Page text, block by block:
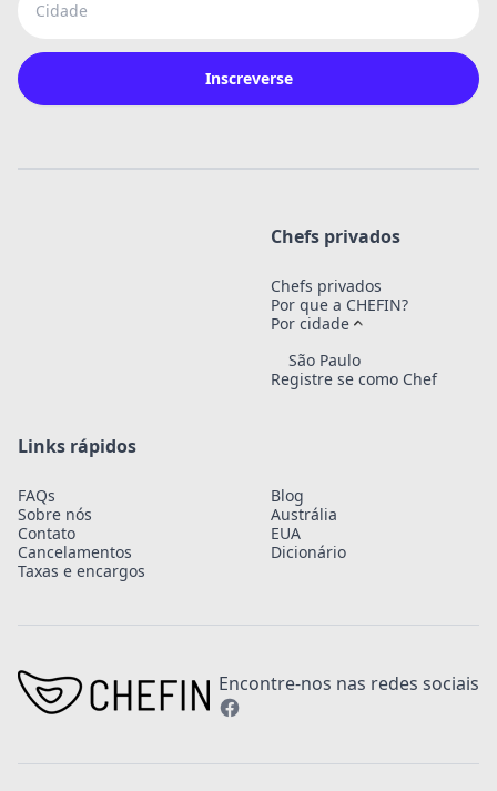
Inscreverse
Chefs privados
Chefs privados
Por que a CHEFIN?
Por cidade
São Paulo
Registre se como Chef
Links rápidos
FAQs
Sobre nós
Contato
Cancelamentos
Taxas e encargos
Blog
Austrália
EUA
Dicionário
Encontre-nos nas redes sociais